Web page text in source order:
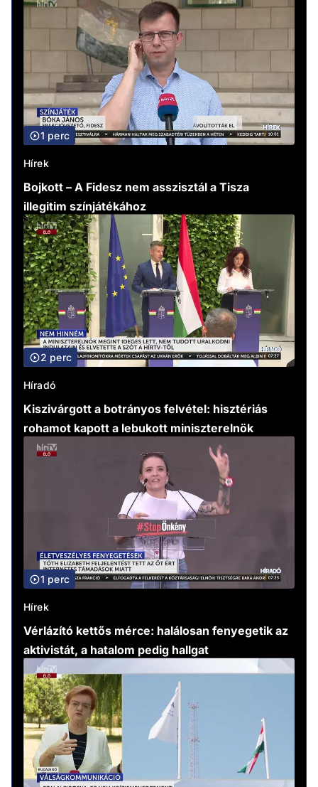
1 perc
Hírek
Bojkott – A Fidesz nem asszisztál a Tisza
illegitim színjátékához
2 perc
Híradó
Kiszivárgott a botrányos felvétel: hisztériás
rohamot kapott a lebukott miniszterelnök
1 perc
Hírek
Vérlázító kettős mérce: halálosan fenyegetik az
aktivistát, a hatalom pedig hallgat